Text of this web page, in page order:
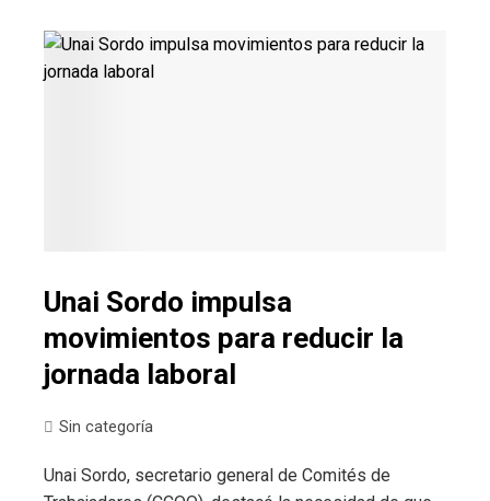
Unai Sordo impulsa
movimientos para reducir la
jornada laboral
Sin categoría
Unai Sordo, secretario general de Comités de